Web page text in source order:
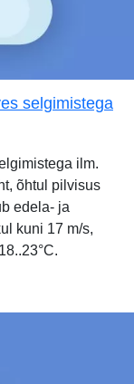
selgimistega
ilm.
õhtul pilvisus
edela- ja
kuni 17 m/s,